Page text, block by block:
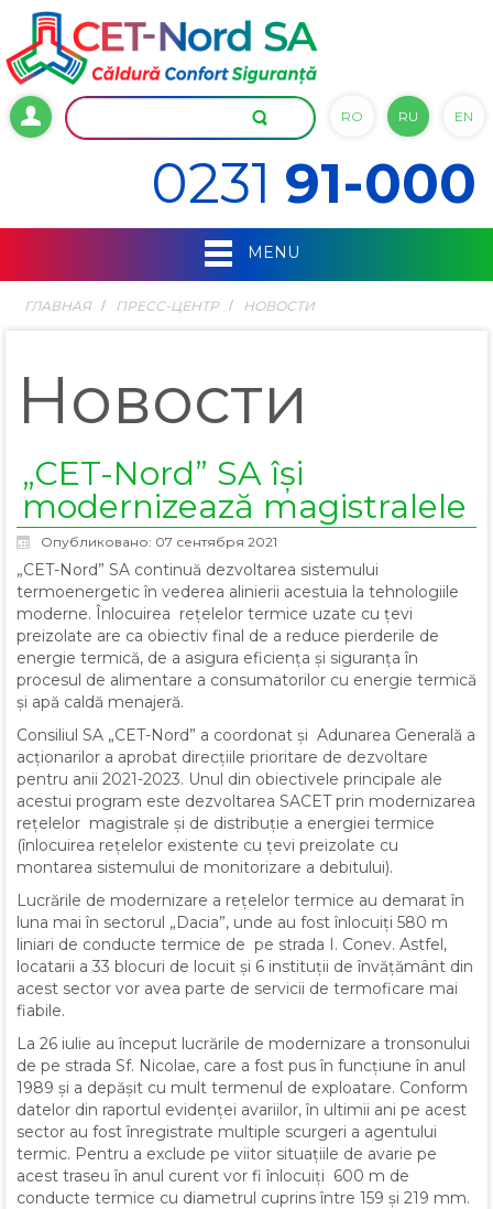
RO RU EN
0231 91-000
MENU
ГЛАВНАЯ ПРЕСС-ЦЕНТР НОВОСТИ
Новости
„CET-Nord” SA își
modernizează magistralele
Опубликовано: 07 сентября 2021
„CET-Nord” SA continuă dezvoltarea sistemului
termoenergetic în vederea alinierii acestuia la tehnologiile
moderne. Înlocuirea rețelelor termice uzate cu țevi
preizolate are ca obiectiv final de a reduce pierderile de
energie termică, de a asigura eficiența și siguranța în
procesul de alimentare a consumatorilor cu energie termică
și apă caldă menajeră.
Consiliul SA „CET-Nord” a coordonat și Adunarea Generală a
acționarilor a aprobat direcțiile prioritare de dezvoltare
pentru anii 2021-2023. Unul din obiectivele principale ale
acestui program este dezvoltarea SACET prin modernizarea
rețelelor magistrale și de distribuție a energiei termice
(înlocuirea rețelelor existente cu țevi preizolate cu
montarea sistemului de monitorizare a debitului).
Lucrările de modernizare a rețelelor termice au demarat în
luna mai în sectorul „Dacia”, unde au fost înlocuiți 580 m
liniari de conducte termice de pe strada I. Conev. Astfel,
locatarii a 33 blocuri de locuit și 6 instituții de învățământ din
acest sector vor avea parte de servicii de termoficare mai
fiabile.
La 26 iulie au început lucrările de modernizare a tronsonului
de pe strada Sf. Nicolae, care a fost pus în funcțiune în anul
1989 și a depășit cu mult termenul de exploatare. Conform
datelor din raportul evidenței avariilor, în ultimii ani pe acest
sector au fost înregistrate multiple scurgeri a agentului
termic. Pentru a exclude pe viitor situațiile de avarie pe
acest traseu în anul curent vor fi înlocuiți 600 m de
conducte termice cu diametrul cuprins între 159 și 219 mm.